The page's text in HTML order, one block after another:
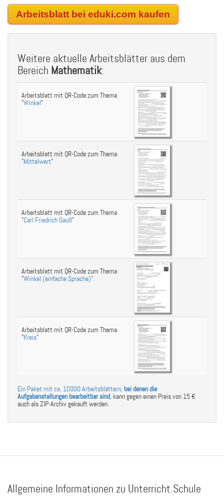
Arbeitsblatt bei eduki.com kaufen
Weitere aktuelle Arbeitsblätter aus dem
Bereich Mathematik:
Arbeitsblatt mit QR-Code zum Thema
"Winkel"
Arbeitsblatt mit QR-Code zum Thema
"Mittelwert"
Arbeitsblatt mit QR-Code zum Thema
"Carl Friedrich Gauß"
Arbeitsblatt mit QR-Code zum Thema
"Winkel (einfache Sprache)"
Arbeitsblatt mit QR-Code zum Thema
"Kreis"
Ein Paket mit ca. 10000 Arbeitsblättern, bei denen die
Aufgabenstellungen bearbeitbar sind, kann gegen einen Preis von 15 €
auch als ZIP-Archiv gekauft werden.
Allgemeine Informationen zu Unterricht.Schule